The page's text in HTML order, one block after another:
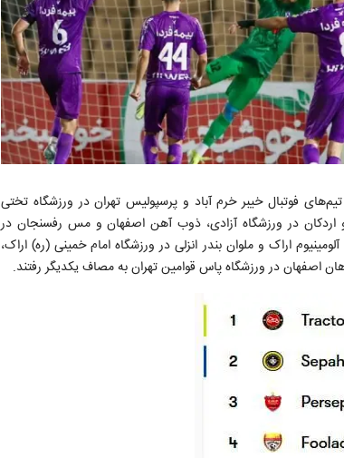
به گزارش ایران ورزشی، از سری رقابت‌های هفته ۲۹ لیگ برتر فوتبال ایران از ساعت ۱۹:۳۰ تیم‌های فوتبال خیبر خرم آباد و پرسپولیس تهران در ورزشگاه تختی
اردکان در ورزشگاه آزادی، ذوب آهن اصفهان و مس رفسنجان در
اراک و ملوان بندر انزلی در ورزشگاه امام خمینی (ره) اراک،
اصفهان در ورزشگاه پاس قوامین تهران به مصاف یکدیگر رفتند.